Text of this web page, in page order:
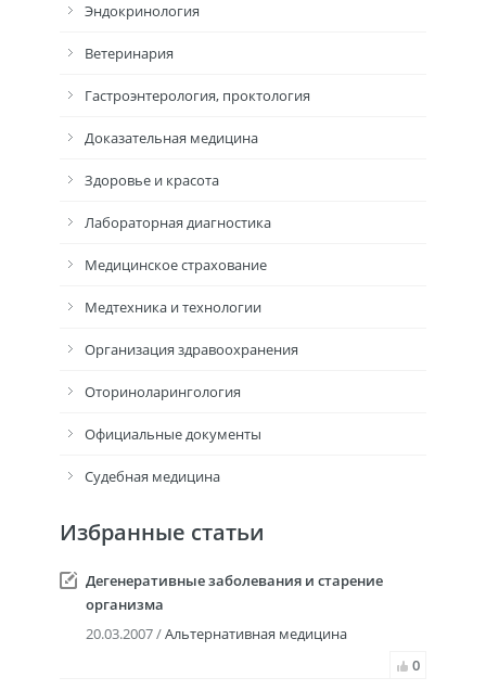
Эндокринология
Ветеринария
Гастроэнтерология, проктология
Доказательная медицина
Здоровье и красота
Лабораторная диагностика
Медицинское страхование
Медтехника и технологии
Организация здравоохранения
Оториноларингология
Официальные документы
Судебная медицина
Избранные статьи
Дегенеративные заболевания и старение
организма
20.03.2007 /Альтернативная медицина
0